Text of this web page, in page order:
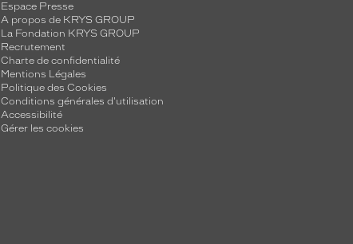
Espace Presse
A propos de KRYS GROUP
La Fondation KRYS GROUP
Recrutement
Charte de confidentialité
Mentions Légales
Politique des Cookies
Conditions générales d'utilisation
Accessibilité
Gérer les cookies